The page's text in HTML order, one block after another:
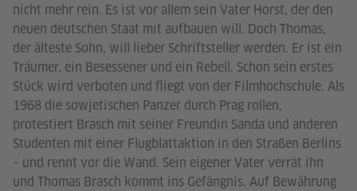
nicht mehr rein. Es ist vor allem sein Vater Horst, der den
neuen deutschen Staat mit aufbauen will. Doch Thomas,
der älteste Sohn, will lieber Schriftsteller werden. Er ist ein
Träumer, ein Besessener und ein Rebell. Schon sein erstes
Stück wird verboten und fliegt von der Filmhochschule. Als
1968 die sowjetischen Panzer durch Prag rollen,
protestiert Brasch mit seiner Freundin Sanda und anderen
Studenten mit einer Flugblattaktion in den Straßen Berlins
– und rennt vor die Wand. Sein eigener Vater verrät ihn
und Thomas Brasch kommt ins Gefängnis. Auf Bewährung